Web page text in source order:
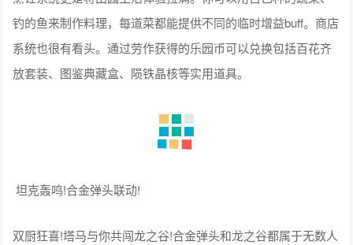
钓的鱼来制作料理，每道菜都能提供不同的临时增益buff。商店
系统也很有看头。通过劳作获得的乐园币可以兑换包括百花齐
放套装、图鉴典藏盒、陨铁晶核等实用道具。
坦克轰鸣!合金弹头联动!
双厨狂喜!塔马与你共闯龙之谷!合金弹头和龙之谷都属于无数人